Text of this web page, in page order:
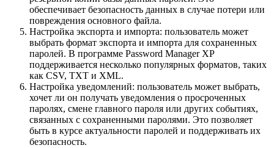
обеспечивает безопасность данных в случае потери или
повреждения основного файла.
Настройка экспорта и импорта: пользователь может
выбрать формат экспорта и импорта для сохраненных
паролей. В программе Password Manager XP
поддерживается несколько популярных форматов, таких
как CSV, TXT и XML.
Настройка уведомлений: пользователь может выбрать,
хочет ли он получать уведомления о просроченных
паролях, смене главного пароля или других событиях,
связанных с сохраненными паролями. Это позволяет
быть в курсе актуальности паролей и поддерживать их
безопасность.